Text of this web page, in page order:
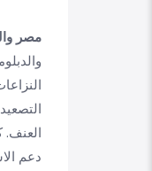
مصر
العنف.
دعم